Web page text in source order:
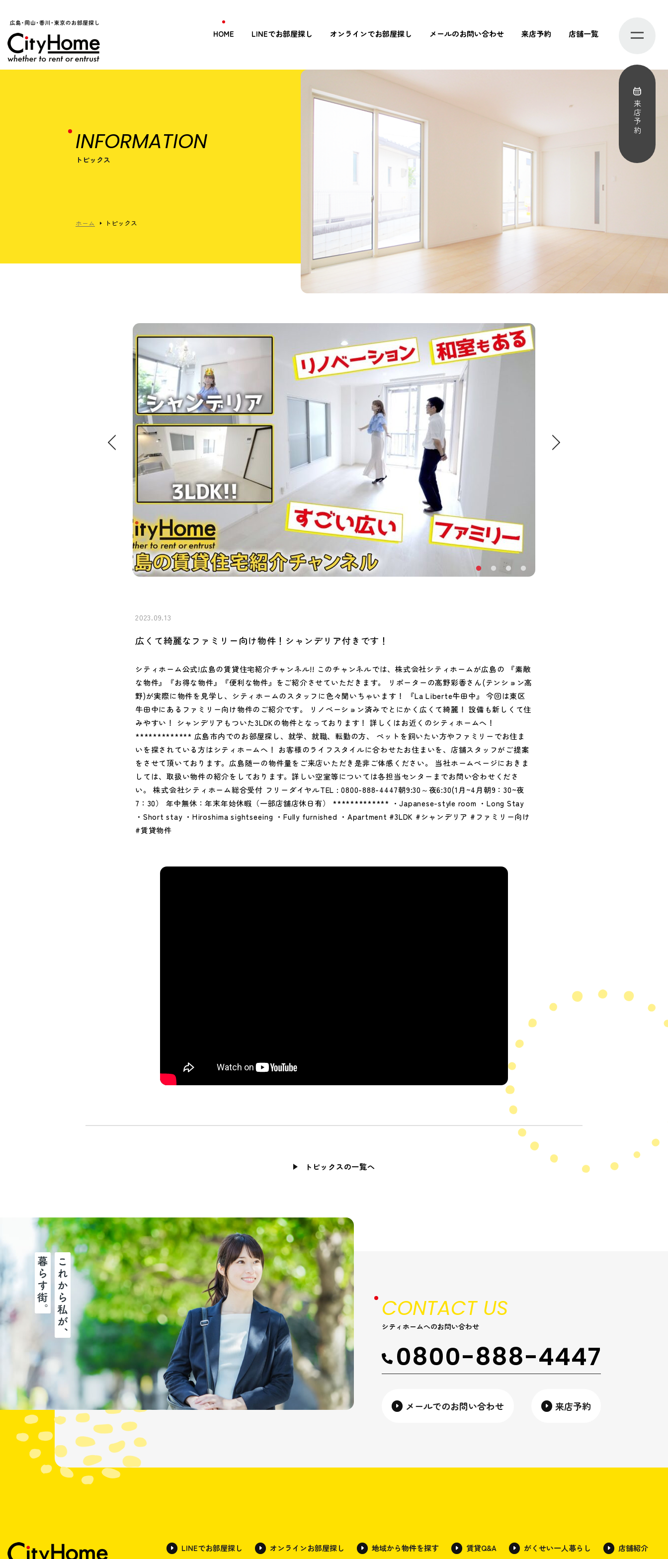
HOME LINEでお部屋探し オンラインでお部屋探し メールのお問い合わせ 来店予約 店舗一覧
来店予約
INFORMATION
トピックス
ホーム トピックス
2023.09.13
広くて綺麗なファミリー向け物件！シャンデリア付きです！
シティホーム公式!広島の賃貸住宅紹介チャンネル!! このチャンネルでは、株式会社シティホームが広島の 『素敵
な物件』『お得な物件』『便利な物件』をご紹介させていただきます。 リポーターの高野彩香さん(テンション高
野)が実際に物件を見学し、シティホームのスタッフに色々聞いちゃいます！ 『La Liberte牛田中』 今回は東区
牛田中にあるファミリー向け物件のご紹介です。 リノベーション済みでとにかく広くて綺麗！ 設備も新しくて住
みやすい！ シャンデリアもついた3LDKの物件となっております！ 詳しくはお近くのシティホームへ！
************* 広島市内でのお部屋探し、就学、就職、転勤の方、 ペットを飼いたい方やファミリーでお住ま
いを探されている方はシティホームへ！ お客様のライフスタイルに合わせたお住まいを、店舗スタッフがご提案
をさせて頂いております。広島随一の物件量をご来店いただき是非ご体感ください。 当社ホームページにおきま
しては、取扱い物件の紹介をしております。詳しい空室等については各担当センターまでお問い合わせくださ
い。 株式会社シティホーム総合受付 フリーダイヤルTEL : 0800-888-4447朝9:30～夜6:30(1月~4月朝9：30~夜
7：30） 年中無休：年末年始休暇（一部店舗店休日有） ************* ・Japanese-style room ・Long Stay
・Short stay ・Hiroshima sightseeing ・Fully furnished ・Apartment #3LDK #シャンデリア #ファミリー向け
#賃貸物件
トピックスの一覧へ
CONTACT US
シティホームへのお問い合わせ
0800-888-4447
メールでのお問い合わせ 来店予約
LINEでお部屋探し オンラインお部屋探し 地域から物件を探す 賃貸Q&A がくせい一人暮らし 店舗紹介